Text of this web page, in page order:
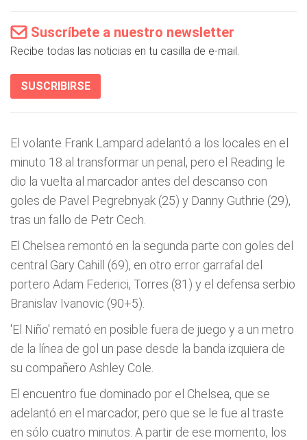
Suscríbete a nuestro newsletter
Recibe todas las noticias en tu casilla de e-mail.
SUSCRIBIRSE
El volante Frank Lampard adelantó a los locales en el
minuto 18 al transformar un penal, pero el Reading le
dio la vuelta al marcador antes del descanso con
goles de Pavel Pegrebnyak (25) y Danny Guthrie (29),
tras un fallo de Petr Cech.
El Chelsea remontó en la segunda parte con goles del
central Gary Cahill (69), en otro error garrafal del
portero Adam Federici, Torres (81) y el defensa serbio
Branislav Ivanovic (90+5).
'El Niño' remató en posible fuera de juego y a un metro
de la línea de gol un pase desde la banda izquiera de
su compañero Ashley Cole.
El encuentro fue dominado por el Chelsea, que se
adelantó en el marcador, pero que se le fue al traste
en sólo cuatro minutos. A partir de ese momento, los